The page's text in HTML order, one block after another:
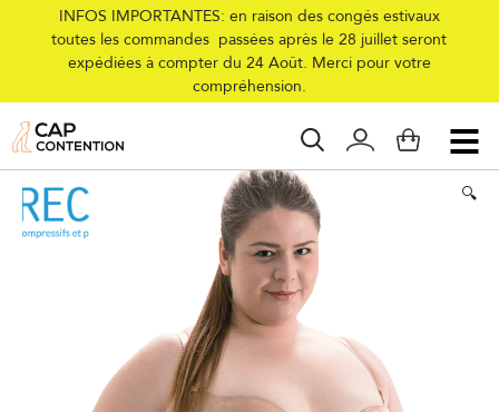
INFOS IMPORTANTES: en raison des congés estivaux
toutes les commandes passées après le 28 juillet seront
expédiées à compter du 24 Août. Merci pour votre
compréhension.
Femme / Ceinture de contention POST PARTUM
Digibelt Confort
🔍